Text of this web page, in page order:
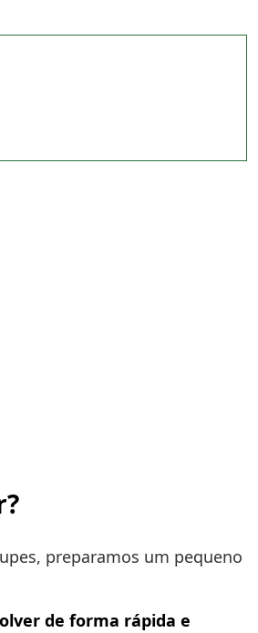
preparamos um pequeno
de forma rápida e